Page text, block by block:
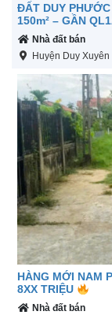
ĐẤT DUY
150m² – GẦN
Nhà đất bán
Huyện Duy Xuyên
HÀNG MỚI NAM
8XX TRIỆU
Nhà đất bán